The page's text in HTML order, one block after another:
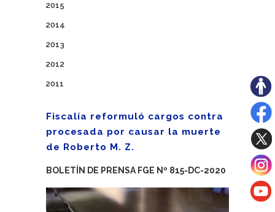
2015
2014
2013
2012
2011
Fiscalía reformuló cargos contra
procesada por causar la muerte
de Roberto M. Z.
BOLETÍN DE PRENSA FGE Nº 815-DC-2020